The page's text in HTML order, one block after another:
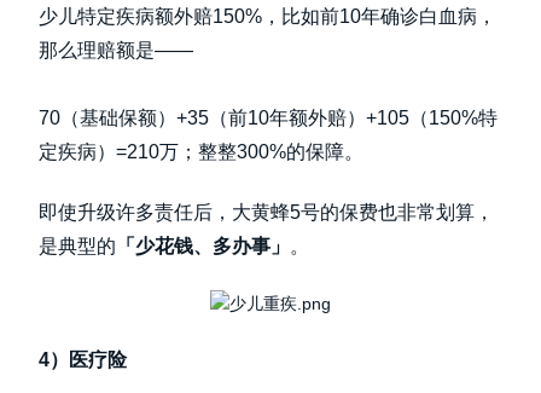
少儿特定疾病额外赔150%，比如前10年确诊白血病，
那么理赔额是——
70（基础保额）+35（前10年额外赔）+105（150%特
定疾病）=210万；整整300%的保障。
即使升级许多责任后，大黄蜂5号的保费也非常划算，
是典型的 「少花钱、多办事」 。
4）医疗险